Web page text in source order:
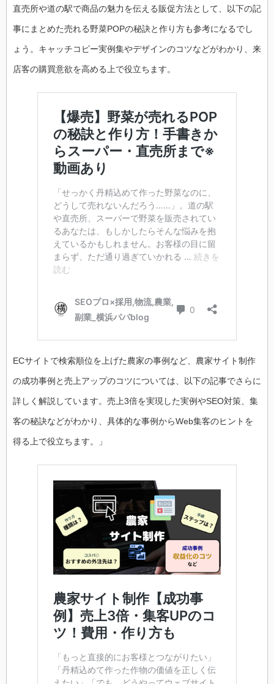
直売所や道の駅で商品の魅力を伝える販促方法として、以下の記
事にまとめた売れる野菜POPの秘訣と作り方も参考になるでし
ょう。キャッチコピー実例集やデザインのコツなどがわかり、来
店客の購買意欲を高める上で役立ちます。
ECサイトで検索順位を上げた農家の事例など、農家サイト制作
の成功事例と売上アップのコツについては、以下の記事でさらに
詳しく解説しています。売上3倍を実現した実例やSEO対策、集
客の秘訣などがわかり、具体的な事例からWeb集客のヒントを
得る上で役立ちます。」